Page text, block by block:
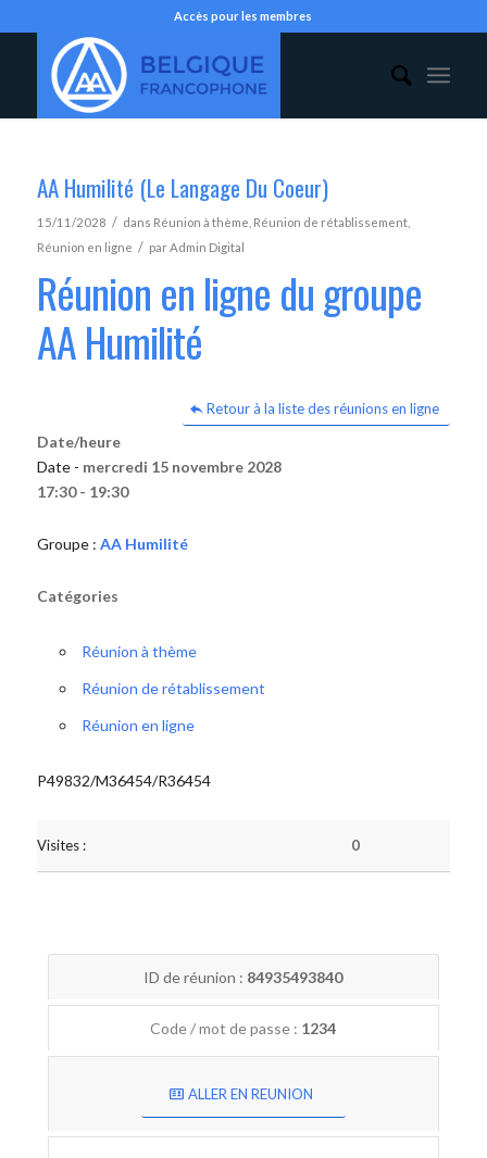
Accès pour les membres
AA Humilité (Le Langage Du Coeur)
15/11/2028 / dans Réunion à thème Réunion de rétablissement,
Réunion en ligne / parAdmin Digital
Réunion en ligne du groupe
AA Humilité
Retour à la liste des réunions en ligne
Date/heure
Date - mercredi 15 novembre 2028
17:30 - 19:30
Groupe : AA Humilité
Catégories
Réunion à thème
Réunion de rétablissement
Réunion en ligne
P49832/M36454/R36454
Visites : 0
ID de réunion : 84935493840
Code / mot de passe : 1234
ALLER EN REUNION